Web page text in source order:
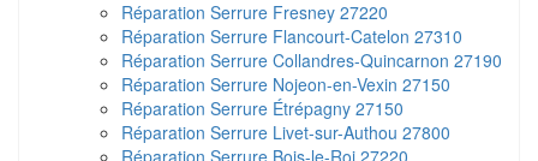
Réparation Serrure Fresney 27220
Réparation Serrure Flancourt-Catelon 27310
Réparation Serrure Collandres-Quincarnon 27190
Réparation Serrure Nojeon-en-Vexin 27150
Réparation Serrure Étrépagny 27150
Réparation Serrure Livet-sur-Authou 27800
Réparation Serrure Bois-le-Roi 27220